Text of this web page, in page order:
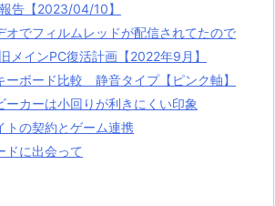
報告【2023/04/10】
オでフィルムレッドが配信されてたので
メインPC復活計画【2022年9月】
ーボード比較 静音タイプ【ピンク軸】
ーカーは小回りが利きにくい印象
トの契約とゲーム連携
ドに出会って